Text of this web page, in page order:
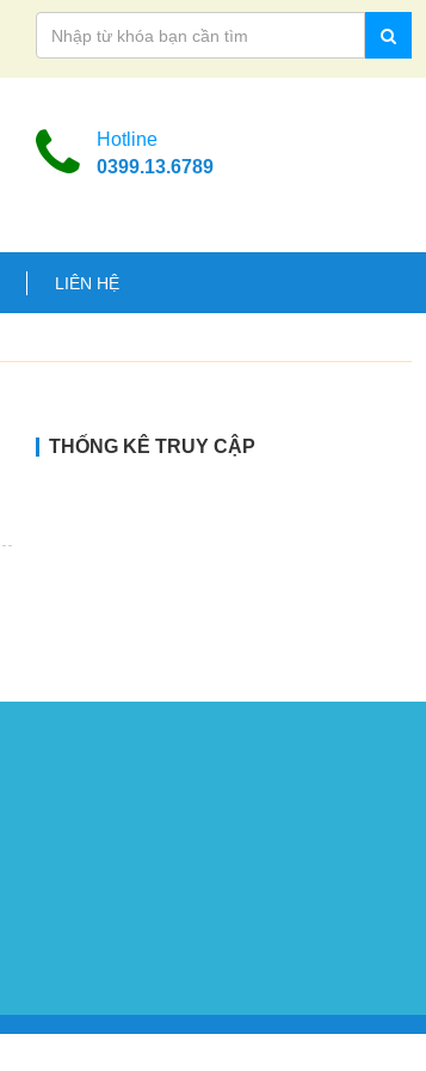
Hotline
0399.13.6789
LIÊN HỆ
THỐNG KÊ TRUY CẬP